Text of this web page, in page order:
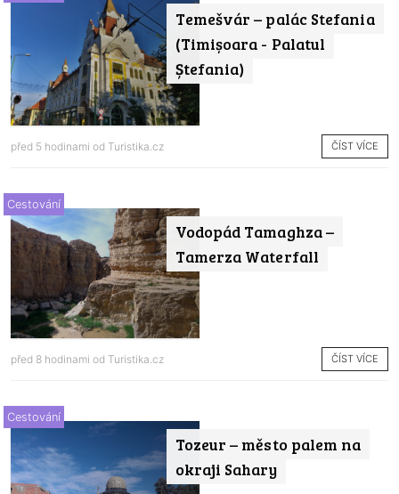
Temešvár – palác Stefania
(Timișoara - Palatul
Ștefania)
před 5 hodinami od Turistika.cz ČÍST VÍCE
Vodopád Tamaghza –
Tamerza Waterfall
Cestování
před 8 hodinami od Turistika.cz ČÍST VÍCE
Tozeur – město palem na
okraji Sahary
Cestování